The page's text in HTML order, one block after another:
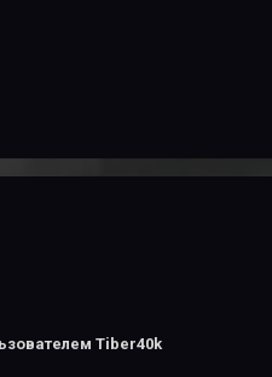
Tiber40k